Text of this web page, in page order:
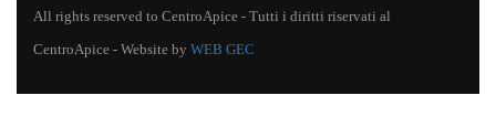
All rights reserved to CentroApice - Tutti i diritti riservati al
CentroApice - Website by WEB GEC